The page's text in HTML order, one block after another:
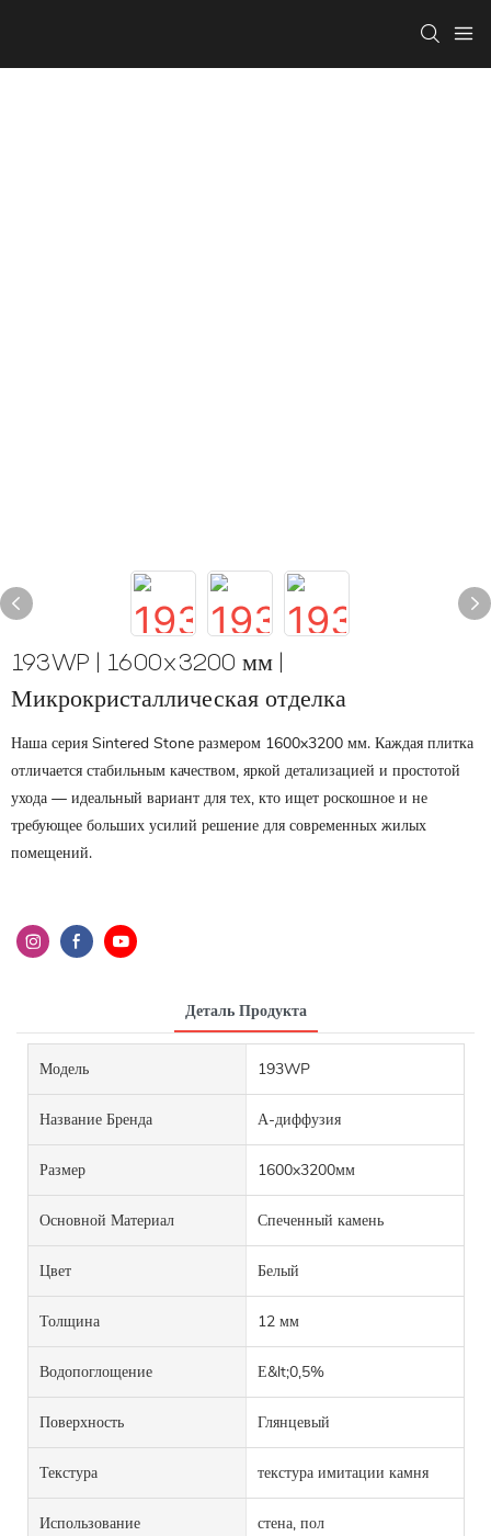
193WP | 1600x3200 мм |
Микрокристаллическая отделка
Наша серия Sintered Stone размером 1600x3200 мм. Каждая плитка
отличается стабильным качеством, яркой детализацией и простотой
ухода — идеальный вариант для тех, кто ищет роскошное и не
требующее больших усилий решение для современных жилых
помещений.
Деталь Продукта
Модель 193WP
Название Бренда А-диффузия
Размер 1600x3200мм
Основной Материал Спеченный камень
Цвет Белый
Толщина 12 мм
Водопоглощение Е&lt;0,5%
Поверхность Глянцевый
Текстура текстура имитации камня
Использование стена, пол